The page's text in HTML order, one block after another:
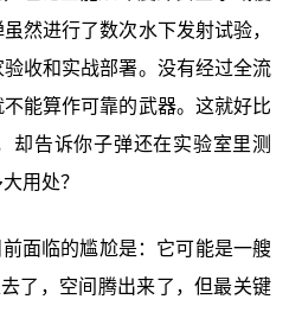
然进行了数次水下发射试验，
收和实战部署。没有经过全流
能算作可靠的武器。这就好比
却告诉你子弹还在实验室里测
用处？
前面临的尴尬是：它可能是一艘
了，空间腾出来了，但最关键